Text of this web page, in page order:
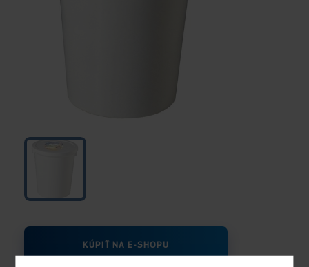
KÚPIŤ NA E-SHOPU